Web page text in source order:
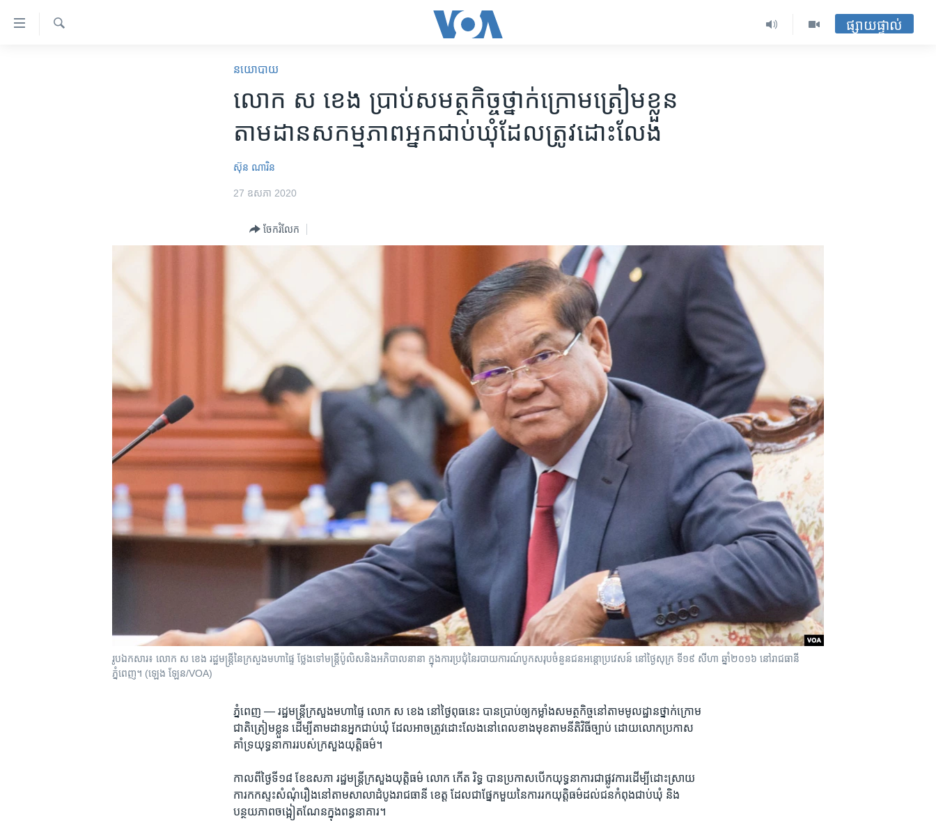
ទៅ​
ផ្សាយផ្ទាល់
នយោបាយ
លោក ស ខេង ប្រាប់​​សមត្ថកិច្ច​ថ្នាក់​ក្រោម​ត្រៀម​ខ្លួន​
តាម​ដាន​សកម្មភាព​អ្នក​ជាប់​ឃុំ​ដែល​ត្រូវ​ដោះលែង
ស៊ុន ណារិន
27 ឧសភា 2020
ចែករំលែក
រូបឯកសារ៖ លោក​ ស​ ខេង រដ្ឋមន្រ្តី​នៃ​ក្រសួង​មហាផ្ទៃ​ ថ្លែង​ទៅមន្រ្តី​ប៉ូលិស​និង​អភិបាល​នានា​ ក្នុង​ការ​ប្រជុំ​នៃ​របាយការណ៍​បូកសរុបចំនួន​​ជន​​​អន្តោប្រវេសន៍​ នៅ​ថ្ងៃ​សុក្រ​ ទី​១៩ សីហា ឆ្នាំ​២០១៦ នៅ​រាជធានី
ភ្នំពេញ។ ​(ឡេង ឡែន/VOA)
ភ្នំពេញ —រដ្ឋមន្រ្តី​ក្រសួង​មហាផ្ទៃ លោក ស ខេង នៅ​ថ្ងៃ​ពុធ​នេះ បាន​ប្រាប់ឲ្យកម្លាំង​សមត្ថកិច្ច​នៅ​តាម​មូលដ្ឋាន​ថ្នាក់​ក្រោម​
ជាតិត្រៀម​ខ្លួន ​ដើម្បី​តាម​ដាន​អ្នក​ជាប់​ឃុំ ដែល​អាច​ត្រូវ​ដោះ​លែង​នៅ​ពេល​ខាង​មុខ​តាម​នីតិវិធី​ច្បាប់ ដោយ​លោក​ប្រកាស
គាំទ្រ​យុទ្ធនាការ​របស់​ក្រសួង​យុត្តិធម៌។
កាល​ពី​ថ្ងៃ​ទី​១៨ ខែ​ឧសភា រដ្ឋមន្ត្រី​ក្រសួង​យុត្តិធម៌ ​លោក​ កើត រិទ្ធ ​បាន​ប្រកាស​បើក​យុទ្ធនាការ​ជា​ផ្លូវការ​ដើម្បី​ដោះស្រាយ​
ការ​កក​ស្ទះ​សំណុំ​រឿង​នៅ​តាម​សាលា​ដំបូង​រាជធានី​ ខេត្ត​ ដែល​ជា​ផ្នែក​មួយ​នៃ​ការ​រក​យុត្តិធម៌​ដល់​ជន​កំពុង​ជាប់ឃុំ​ និង​
បន្ថយ​ភាព​ចង្អៀត​ណែន​ក្នុង​ពន្ធនាគារ។